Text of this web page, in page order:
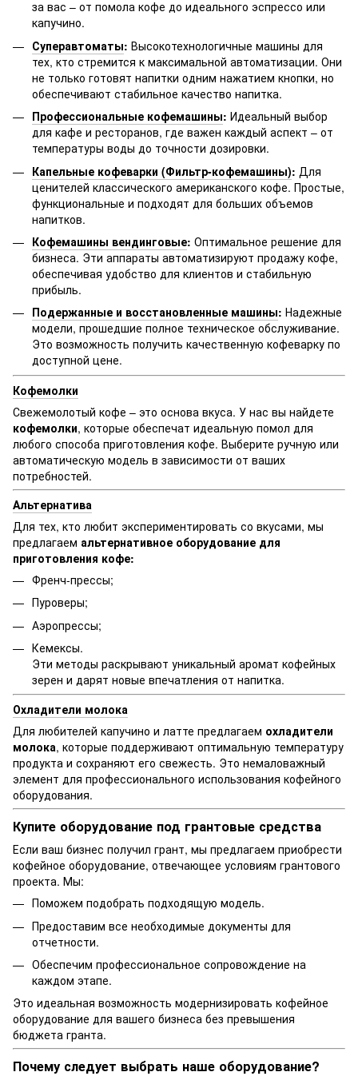
за вас – от помола кофе до идеального эспрессо или
капучино.
Суперавтоматы: Высокотехнологичные машины для
тех, кто стремится к максимальной автоматизации. Они
не только готовят напитки одним нажатием кнопки, но
обеспечивают стабильное качество напитка.
Профессиональные кофемашины: Идеальный выбор
для кафе и ресторанов, где важен каждый аспект – от
температуры воды до точности дозировки.
Капельные кофеварки (Фильтр-кофемашины): Для
ценителей классического американского кофе. Простые,
функциональные и подходят для больших объемов
напитков.
Кофемашины вендинговые: Оптимальное решение для
бизнеса. Эти аппараты автоматизируют продажу кофе,
обеспечивая удобство для клиентов и стабильную
прибыль.
Подержанные и восстановленные машины: Надежные
модели, прошедшие полное техническое обслуживание.
Это возможность получить качественную кофеварку по
доступной цене.
Кофемолки
Свежемолотый кофе – это основа вкуса. У нас вы найдете
кофемолки, которые обеспечат идеальную помол для
любого способа приготовления кофе. Выберите ручную или
автоматическую модель в зависимости от ваших
потребностей.
Альтернатива
Для тех, кто любит экспериментировать со вкусами, мы
предлагаем альтернативное оборудование для
приготовления кофе:
Френч-прессы;
Пуроверы;
Аэропрессы;
Кемексы.
Эти методы раскрывают уникальный аромат кофейных
зерен и дарят новые впечатления от напитка.
Охладители молока
Для любителей капучино и латте предлагаем охладители
молока, которые поддерживают оптимальную температуру
продукта и сохраняют его свежесть. Это немаловажный
элемент для профессионального использования кофейного
оборудования.
Купите оборудование под грантовые средства
Если ваш бизнес получил грант, мы предлагаем приобрести
кофейное оборудование, отвечающее условиям грантового
проекта. Мы:
Поможем подобрать подходящую модель.
Предоставим все необходимые документы для
отчетности.
Обеспечим профессиональное сопровождение на
каждом этапе.
Это идеальная возможность модернизировать кофейное
оборудование для вашего бизнеса без превышения
бюджета гранта.
Почему следует выбрать наше оборудование?